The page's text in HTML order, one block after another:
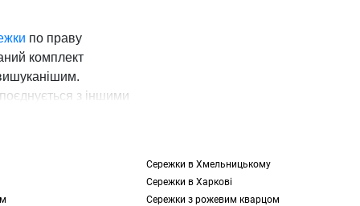
по праву
комплект
з іншими
безліч
Сережки в Хмельницькому
Сережки в Харкові
Сережки з рожевим кварцом